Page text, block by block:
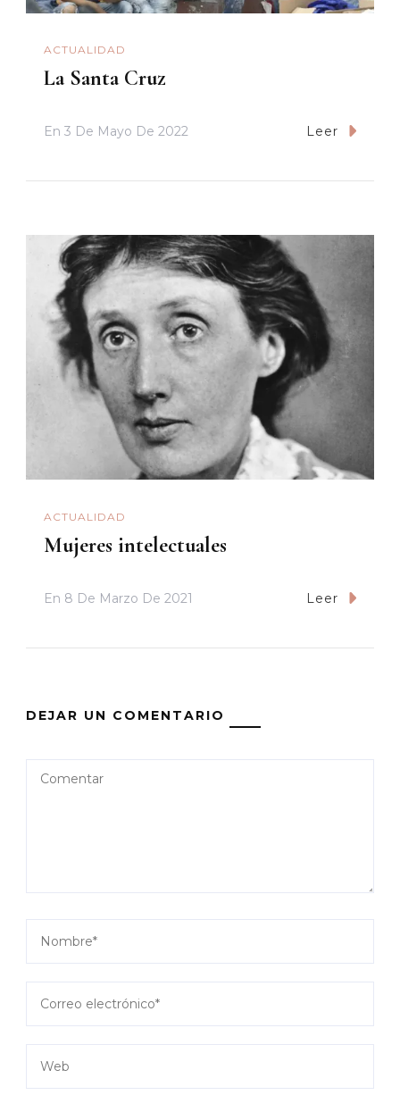
ACTUALIDAD
La Santa Cruz
En 3 De Mayo De 2022 Leer
ACTUALIDAD
Mujeres intelectuales
En 8 De Marzo De 2021 Leer
DEJAR UN COMENTARIO